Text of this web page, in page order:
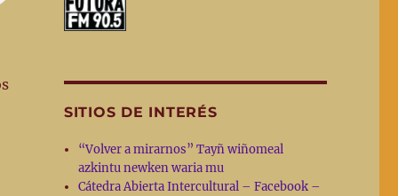
SITIOS DE INTERÉS
“Volver a mirarnos” Tayñ wiñomeal
azkintu newken waria mu
Cátedra Abierta Intercultural – Facebook –